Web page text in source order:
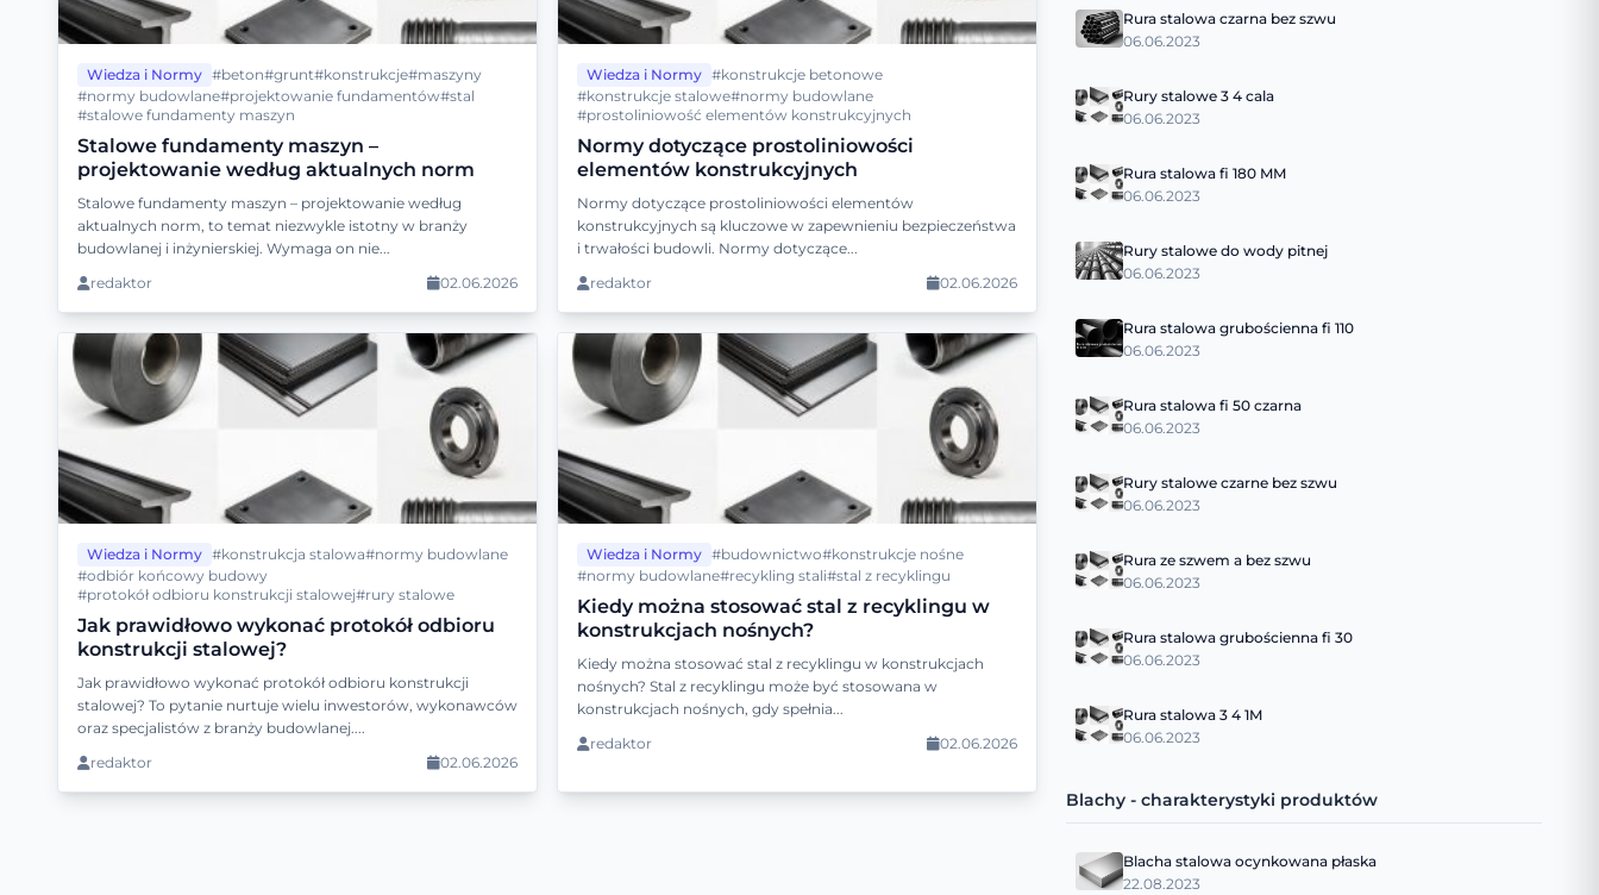
Wiedza i Normy #beton#grunt#konstrukcje#maszyny
#normy budowlane#projektowanie fundamentów#stal
#stalowe fundamenty maszyn
Stalowe fundamenty maszyn –
projektowanie według aktualnych norm
Stalowe fundamenty maszyn – projektowanie według
aktualnych norm, to temat niezwykle istotny w branży
budowlanej i inżynierskiej. Wymaga on nie...
redaktor
02.06.2026
Wiedza i Normy #konstrukcje betonowe
#konstrukcje stalowe#normy budowlane
#prostoliniowość elementów konstrukcyjnych
Normy dotyczące prostoliniowości
elementów konstrukcyjnych
Normy dotyczące prostoliniowości elementów
konstrukcyjnych są kluczowe w zapewnieniu bezpieczeństwa
i trwałości budowli. Normy dotyczące...
redaktor
02.06.2026
Wiedza i Normy #konstrukcja stalowa#normy budowlane
#odbiór końcowy budowy
#protokół odbioru konstrukcji stalowej#rury stalowe
Jak prawidłowo wykonać protokół odbioru
konstrukcji stalowej?
Jak prawidłowo wykonać protokół odbioru konstrukcji
stalowej? To pytanie nurtuje wielu inwestorów, wykonawców
oraz specjalistów z branży budowlanej....
redaktor
02.06.2026
Wiedza i Normy #budownictwo#konstrukcje nośne
#normy budowlane#recykling stali#stal z recyklingu
Kiedy można stosować stal z recyklingu w
konstrukcjach nośnych?
Kiedy można stosować stal z recyklingu w konstrukcjach
nośnych? Stal z recyklingu może być stosowana w
konstrukcjach nośnych, gdy spełnia...
redaktor
02.06.2026
Rura stalowa czarna bez szwu
06.06.2023
Rury stalowe 3 4 cala
06.06.2023
Rura stalowa fi 180 MM
06.06.2023
Rury stalowe do wody pitnej
06.06.2023
Rura stalowa grubościenna fi 110
06.06.2023
Rura stalowa fi 50 czarna
06.06.2023
Rury stalowe czarne bez szwu
06.06.2023
Rura ze szwem a bez szwu
06.06.2023
Rura stalowa grubościenna fi 30
06.06.2023
Rura stalowa 3 4 1M
06.06.2023
Blachy - charakterystyki produktów
Blacha stalowa ocynkowana płaska
22.08.2023